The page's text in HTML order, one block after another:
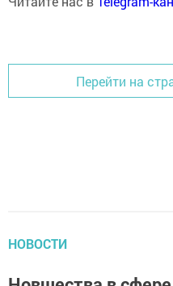
Перейти на
НОВОСТИ